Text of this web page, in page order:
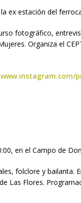
ex estación del
fotográfico,
Organiza el
www.instagram.com/
en el Campo de
folclore y bailanta.
Las Flores.